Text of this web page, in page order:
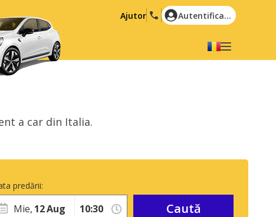
Ajutor Autentificare
Italiano
Русский
Hrvatski
a car din Italia.
predării:
Mie, 12Aug Caută